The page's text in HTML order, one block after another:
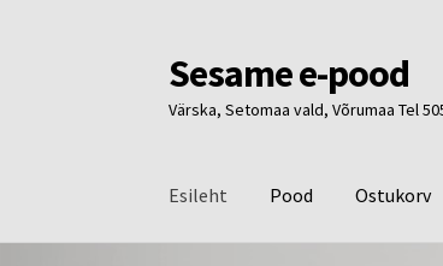
Liigu
navigeerimisele
Liigu
sisu
juurde
Sesame e-pood
Värska, Setomaa vald, Võrumaa Tel
Esileht Pood Ostukorv